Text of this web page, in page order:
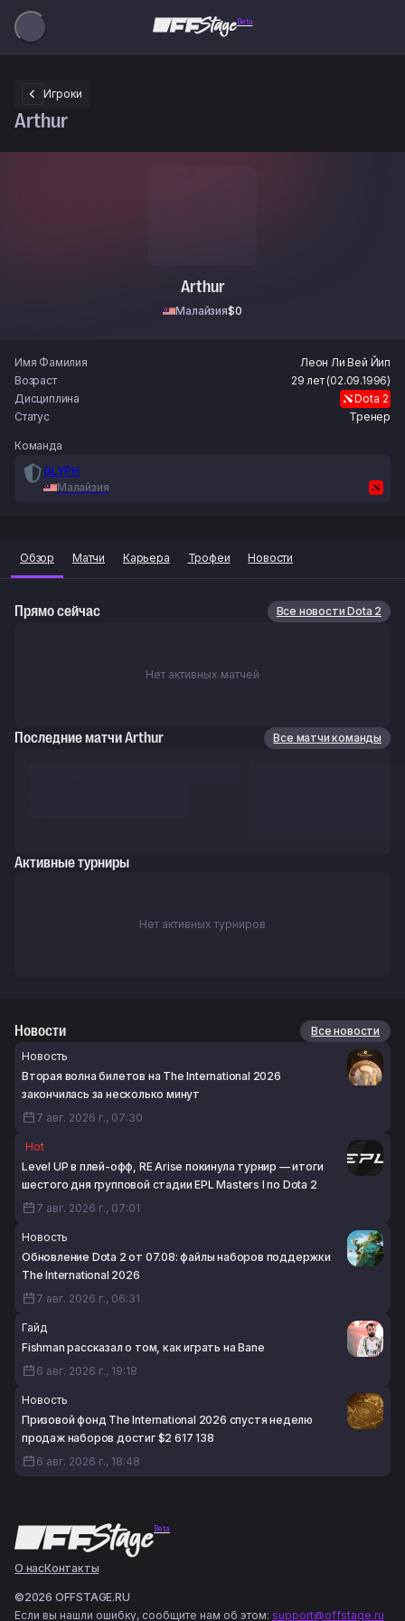
Beta
Игроки
Arthur
Arthur
Малайзия$0
Имя Фамилия Леон Ли Вей Йип
Возраст
29 лет (02.09.1996)
Дисциплина
Dota 2
Статус
Тренер
Команда
GLYPH
Малайзия
Обзор Матчи Карьера Трофеи Новости
Прямо сейчас Все новости Dota 2
Нет активных матчей
Последние матчи Arthur Все матчи команды
Активные турниры
Нет активных турниров
Новости
Все новости
Новость
Вторая волна билетов на The International 2026
закончилась за несколько минут
7 авг. 2026 г., 07:30
Hot
Level UP в плей-офф, RE Arise покинула турнир — итоги
шестого дня групповой стадии EPL Masters I по Dota 2
7 авг. 2026 г., 07:01
Новость
Обновление Dota 2 от 07.08: файлы наборов поддержки
The International 2026
7 авг. 2026 г., 06:31
Гайд
Fishman рассказал о том, как играть на Bane
6 авг. 2026 г., 19:18
Новость
Призовой фонд The International 2026 спустя неделю
продаж наборов достиг $2 617 138
6 авг. 2026 г., 18:48
Beta
О насКонтакты
©2026 OFFSTAGE.RU
Если вы нашли ошибку, сообщите нам об этом: support@offstage.ru